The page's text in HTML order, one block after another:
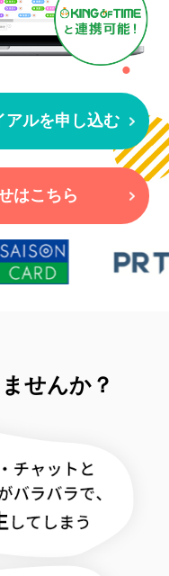
ルを申し込む
はこちら
せんか？